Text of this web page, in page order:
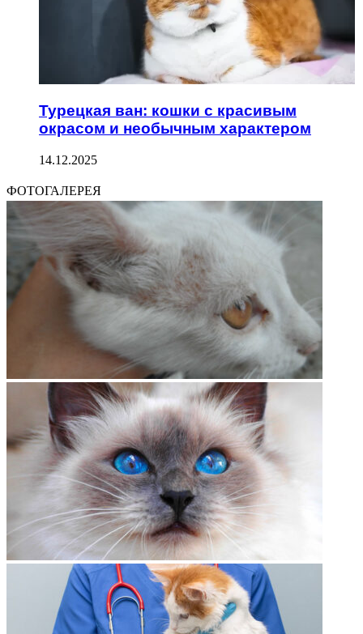
Турецкая ван: кошки с красивым
окрасом и необычным характером
14.12.2025
ФОТОГАЛЕРЕЯ